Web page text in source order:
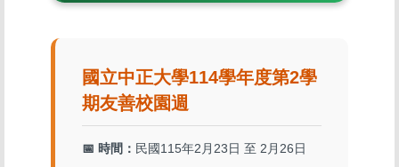
國立中正大學114學年度第2學
期友善校園週
📅 時間： 民國115年2月23日 至 2月26日